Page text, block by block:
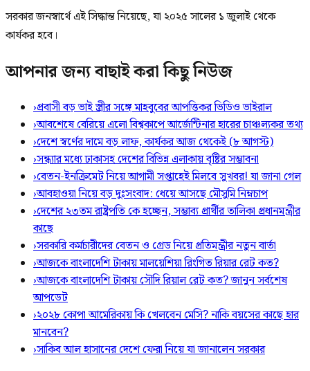
সরকার জনস্বার্থে এই সিদ্ধান্ত নিয়েছে, যা ২০২৫ সালের ১ জুলাই থেকে
কার্যকর হবে।
আপনার জন্য বাছাই করা কিছু নিউজ
›প্রবাসী বড় ভাই স্ত্রীর সঙ্গে মাহবুবের আপত্তিকর ভিডিও ভাইরাল ​
›আবশেষে বেরিয়ে এলো বিশ্বকাপে আর্জেন্টিনার হারের চাঞ্চল্যকর তথ্য
›দেশে স্বর্ণের দামে বড় লাফ, কার্যকর আজ থেকেই (৮ আগস্ট)
›সন্ধ্যার মধ্যে ঢাকাসহ দেশের বিভিন্ন এলাকায় বৃষ্টির সম্ভাবনা
›বেতন-ইনক্রিমেট নিয়ে আগামী সপ্তাহেই মিলবে সুখবর! যা জানা গেল
›আবহাওয়া নিয়ে বড় দুঃসংবাদ: ধেয়ে আসছে মৌসুমি নিম্নচাপ
›দেশের ২৩তম রাষ্ট্রপতি কে হচ্ছেন, সম্ভাব্য প্রার্থীর তালিকা প্রধানমন্ত্রীর
কাছে
›সরকারি কর্মচারীদের বেতন ও গ্রেড নিয়ে প্রতিমন্ত্রীর নতুন বার্তা
›আজকে বাংলাদেশি টাকায় মালয়েশিয়া রিংগিত রিয়ার রেট কত?
›আজকে বাংলাদেশি টাকায় সৌদি রিয়াল রেট কত? জানুন সর্বশেষ
আপডেট
›২০২৮ কোপা আমেরিকায় কি খেলবেন মেসি? নাকি বয়সের কাছে হার
মানবেন?
›সাকিব আল হাসানের দেশে ফেরা নিয়ে যা জানালেন সরকার